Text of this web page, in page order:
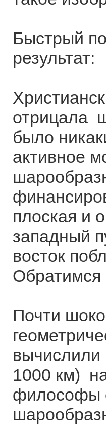
Быстрый
результат:
отрицала
было
активное
плоская и
западный
восток
Обратимся
Почти
вычислили
1000 км)
философы